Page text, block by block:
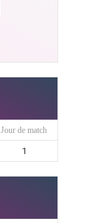
Jour de match
1